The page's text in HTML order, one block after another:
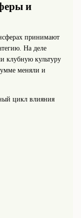
и
принимают
На деле
клубную культуру
меняли и
цикл влияния